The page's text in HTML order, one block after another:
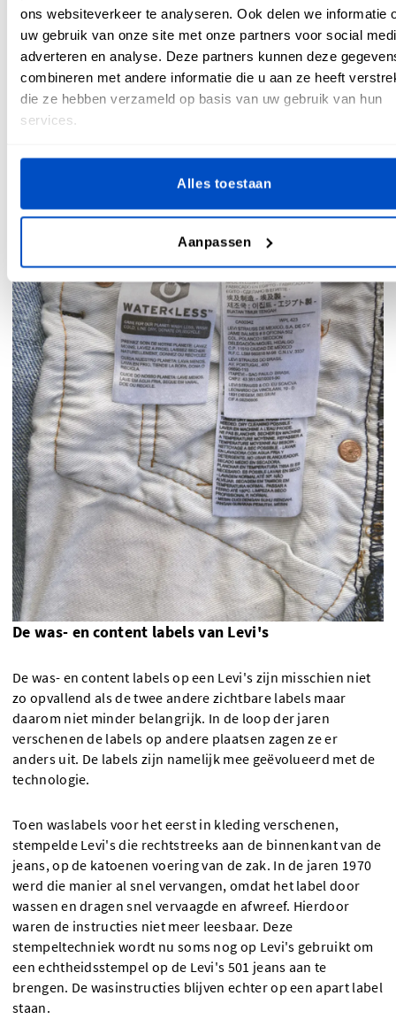
ons websiteverkeer te analyseren. Ook delen we informatie
uw gebruik van onze site met onze partners voor social
adverteren en analyse. Deze partners kunnen deze
combineren met andere informatie die u aan ze heeft
die ze hebben verzameld op basis van uw gebruik van hun
services.
Alles toestaan
Aanpassen
sterkte van een jeans testen. In de loop der jaren zijn deze
patches aangepast door merken en kunstenaars zoals Lego,
Hello Kitty, Mui Mui, en anderen waarmee Levi's heeft
samengewerkt. Elk merk gaf zijn eigen persoonlijk tintje aan
het label, maar toch met behoud van de essentie.
De was- en content labels van Levi's
De was- en content labels op een Levi's zijn misschien niet
zo opvallend als de twee andere zichtbare labels maar
daarom niet minder belangrijk. In de loop der jaren
verschenen de labels op andere plaatsen zagen ze er
anders uit. De labels zijn namelijk mee geëvolueerd met de
technologie.
Toen waslabels voor het eerst in kleding verschenen,
stempelde Levi's die rechtstreeks aan de binnenkant van de
jeans, op de katoenen voering van de zak. In de jaren 1970
werd die manier al snel vervangen, omdat het label door
wassen en dragen snel vervaagde en afwreef. Hierdoor
waren de instructies niet meer leesbaar. Deze
stempeltechniek wordt nu soms nog op Levi's gebruikt om
een echtheidsstempel op de Levi's 501 jeans aan te
brengen. De wasinstructies blijven echter op een apart label
staan.